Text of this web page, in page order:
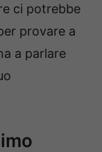
ci potrebbe
provare a
a parlare